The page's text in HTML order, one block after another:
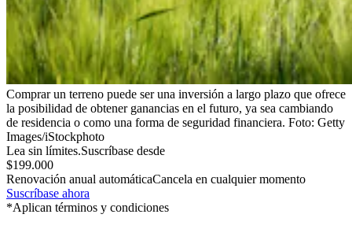
Comprar un terreno puede ser una inversión a largo plazo que ofrece
la posibilidad de obtener ganancias en el futuro, ya sea cambiando
de residencia o como una forma de seguridad financiera. Foto: Getty
Images/iStockphoto
Lea sin límites.Suscríbase desde
$199.000
Renovación anual automáticaCancela en cualquier momento
Suscríbase ahora
*Aplican términos y condiciones